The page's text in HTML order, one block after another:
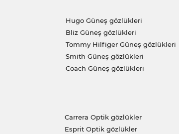
Hugo Güneş gözlükleri
Bliz Güneş gözlükleri
Tommy Hilfiger Güneş gözlükleri
Smith Güneş gözlükleri
Coach Güneş gözlükleri
Carrera Optik gözlükler
Esprit Optik gözlükler